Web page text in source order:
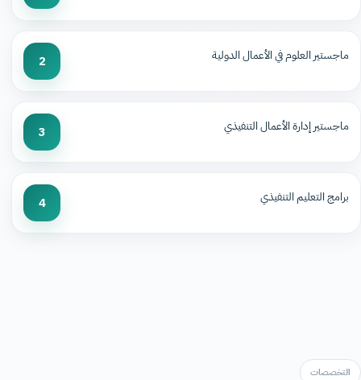
ماجستير العلوم في الأعمال الدولية 2
ماجستير إدارة الأعمال التنفيذي 3
برامج التعليم التنفيذي 4
التخصصات